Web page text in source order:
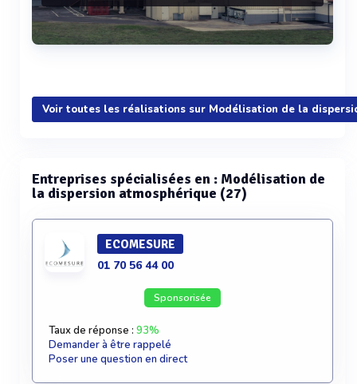
Voir plus
Voir toutes les réalisations sur Modélisation de la
Entreprises spécialisées en : Modélisation de
la dispersion atmosphérique (27)
ECOMESURE
01 70 56 44 00
Sponsorisée
Taux de réponse : 93%
Demander à être rappelé
Poser une question en direct